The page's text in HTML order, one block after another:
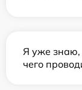
Я уже знаю,
чего